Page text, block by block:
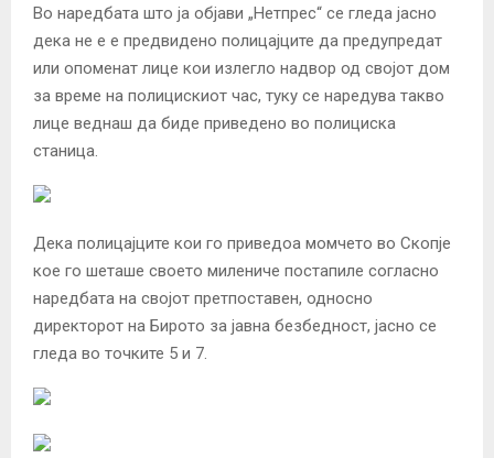
Во наредбата што ја објави „Нетпрес“ се гледа јасно
дека не е е предвидено полицајците да предупредат
или опоменат лице кои излегло надвор од својот дом
за време на полицискиот час, туку се наредува такво
лице веднаш да биде приведено во полициска
станица.
Дека полицајците кои го приведоа момчето во Скопје
кое го шеташе своето милениче постапиле согласно
наредбата на својот претпоставен, односно
директорот на Бирото за јавна безбедност, јасно се
гледа во точките 5 и 7.